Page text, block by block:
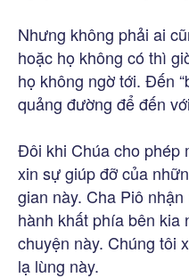
Nhưng không phải ai
hoặc họ không có thì
họ không ngờ tới. Đến
quảng đường để đến
Đôi khi Chúa cho phép
xin sự giúp đỡ của
gian này. Cha Piô
hành khất phía bên kia
chuyện này. Chúng tôi
lạ lùng này.